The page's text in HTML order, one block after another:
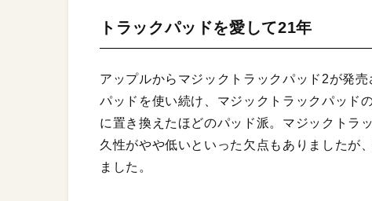
トラックパッドを愛して21年
アップルからマジックトラックパッド2が発
パッドを使い続け、マジックトラックパッド
に置き換えたほどのパッド派。マジックトラ
久性がやや低いといった欠点もありましたが
ました。